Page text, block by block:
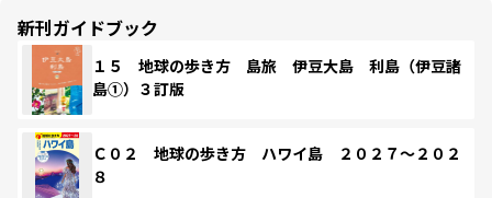
新刊ガイドブック
１５ 地球の歩き方 島旅 伊豆大島 利島（伊豆諸
島①）３訂版
Ｃ０２ 地球の歩き方 ハワイ島 ２０２７～２０２
８